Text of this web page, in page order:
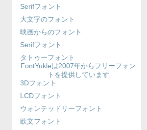
Serifフォント
大文字のフォント
映画からのフォント
Serifフォント
タトゥーフォント
FontYukleは2007年からフリーフォン
トを提供しています
3Dフォント
LCDフォント
ウォンテッドリーフォント
欧文フォント